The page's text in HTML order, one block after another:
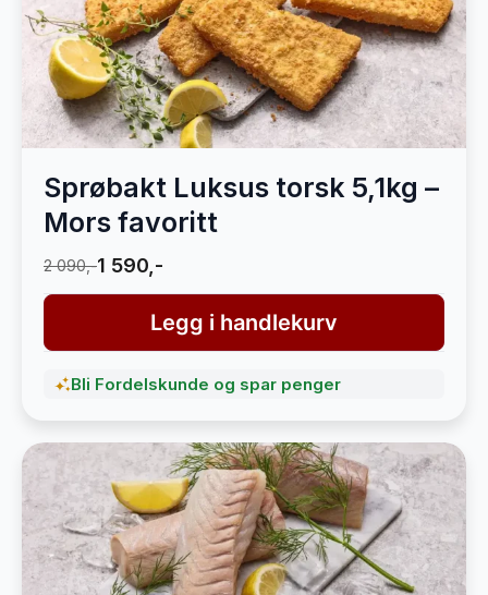
Sprøbakt Luksus torsk 5,1kg –
Mors favoritt
2 090,-1 590,-
Legg i handlekurv
Bli Fordelskunde og spar penger